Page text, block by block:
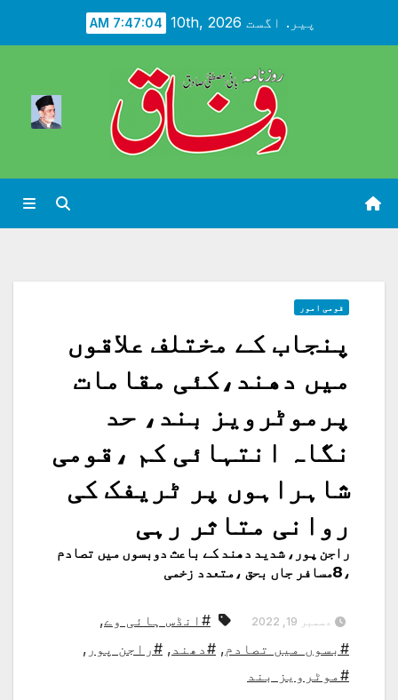
پیر. اگست 10th, 2026 7:47:05 AM
قومی امور
پنجاب کے مختلف علاقوں
میں دھند،کئی مقامات
پرموٹرویز بند، حد
نگاہ انتہائی کم ،قومی
شاہراہوں پر ٹریفک کی
روانی متاثر رہی
راجن پور، شدید دھند کے باعث دوبسوں میں تصادم
،8مسافر جاں بحق ،متعدد زخمی
دسمبر 19, 2022 #انڈس ہائی وے,
#بسوں میں تصادم, #دھند, #راجن پور ,
#موٹرویز بند